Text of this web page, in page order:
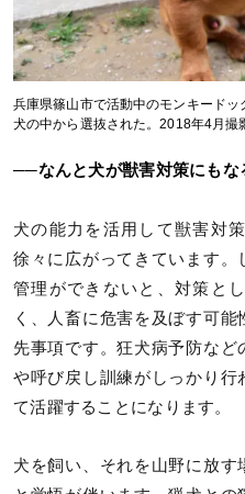
兵庫県篠山市で活動中のモンキード
犬の中から選抜された。2018年4月撮
──なんと犬が獣害対策にもな
犬の能力を活用して獣害対
徐々に広がってきています。
管理ができないと、対策と
く、人畜に危害を及ぼす可
先事項です。狂犬病予防な
や呼び戻し訓練がしっかり行
て活躍することになります。
犬を飼い、それを山野に放